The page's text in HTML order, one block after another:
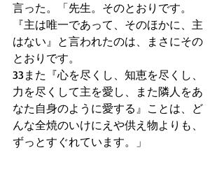
言った。「先生。そのとおりです。
『主は唯一であって、そのほかに、主
はない』と言われたのは、まさにその
とおりです。
33また『心を尽くし、知恵を尽くし、
力を尽くして主を愛し、また隣人をあ
なた自身のように愛する』ことは、ど
んな全焼のいけにえや供え物よりも、
ずっとすぐれています。」